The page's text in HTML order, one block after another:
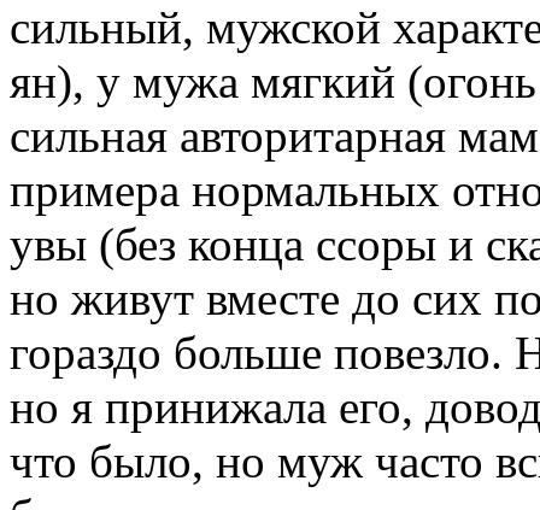
сильный, мужской
ян), у мужа мягкий
сильная авторитарная
примера нормальных
увы (без конца ссоры и
но живут вместе до сих
гораздо больше
но я принижала его,
что было, но муж часто